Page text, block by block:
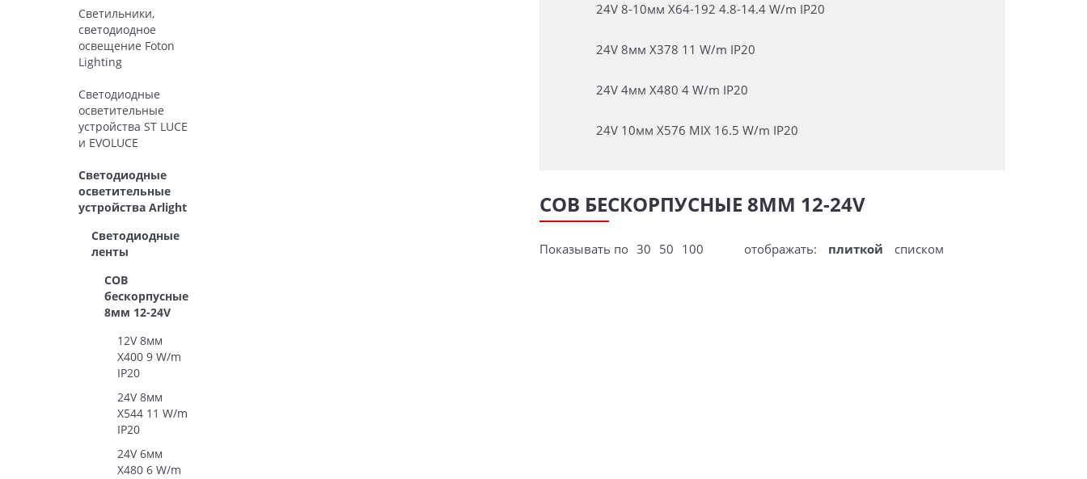
Светильники,
светодиодное
освещение Foton
Lighting
Светодиодные
осветительные
устройства ST LUCE
и EVOLUCE
Светодиодные
осветительные
устройства Arlight
Светодиодные
ленты
COB
бескорпусные
8мм 12-24V
12V 8мм
X400 9 W/m
IP20
24V 8мм
X544 11 W/m
IP20
24V 6мм
X480 6 W/m
24V 8-10мм X64-192 4.8-14.4 W/m IP20
24V 8мм X378 11 W/m IP20
24V 4мм X480 4 W/m IP20
24V 10мм X576 MIX 16.5 W/m IP20
COB БЕСКОРПУСНЫЕ 8ММ 12-24V
Показывать по 30 50 100 отображать: плиткой списком